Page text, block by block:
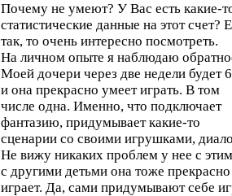
Почему не умеют? У Вас есть какие-
статистические данные на этот счет?
так, то очень интересно посмотреть.
На личном опыте я наблюдаю
Моей дочери через две недели будет
и она прекрасно умеет играть. В том
числе одна. Именно, что подключает
фантазию, придумывает какие-то
сценарии со своими игрушками,
Не вижу никаких проблем у нее с
с другими детьми она тоже прекрасно
играет. Да, сами придумывают себе